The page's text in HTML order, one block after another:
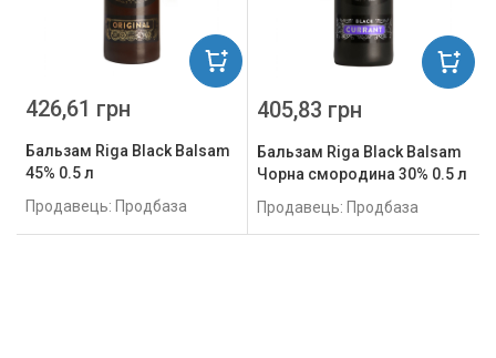
Бальзам Riga Black Balsam
45% 0.5 л
Продавець: Продбаза
426,61 грн
Бальзам Riga Black Balsam
Чорна смородина 30% 0.5 л
Продавець: Продбаза
405,83 грн